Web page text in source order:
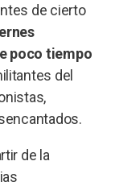
de cierto
poco tiempo
del
de la